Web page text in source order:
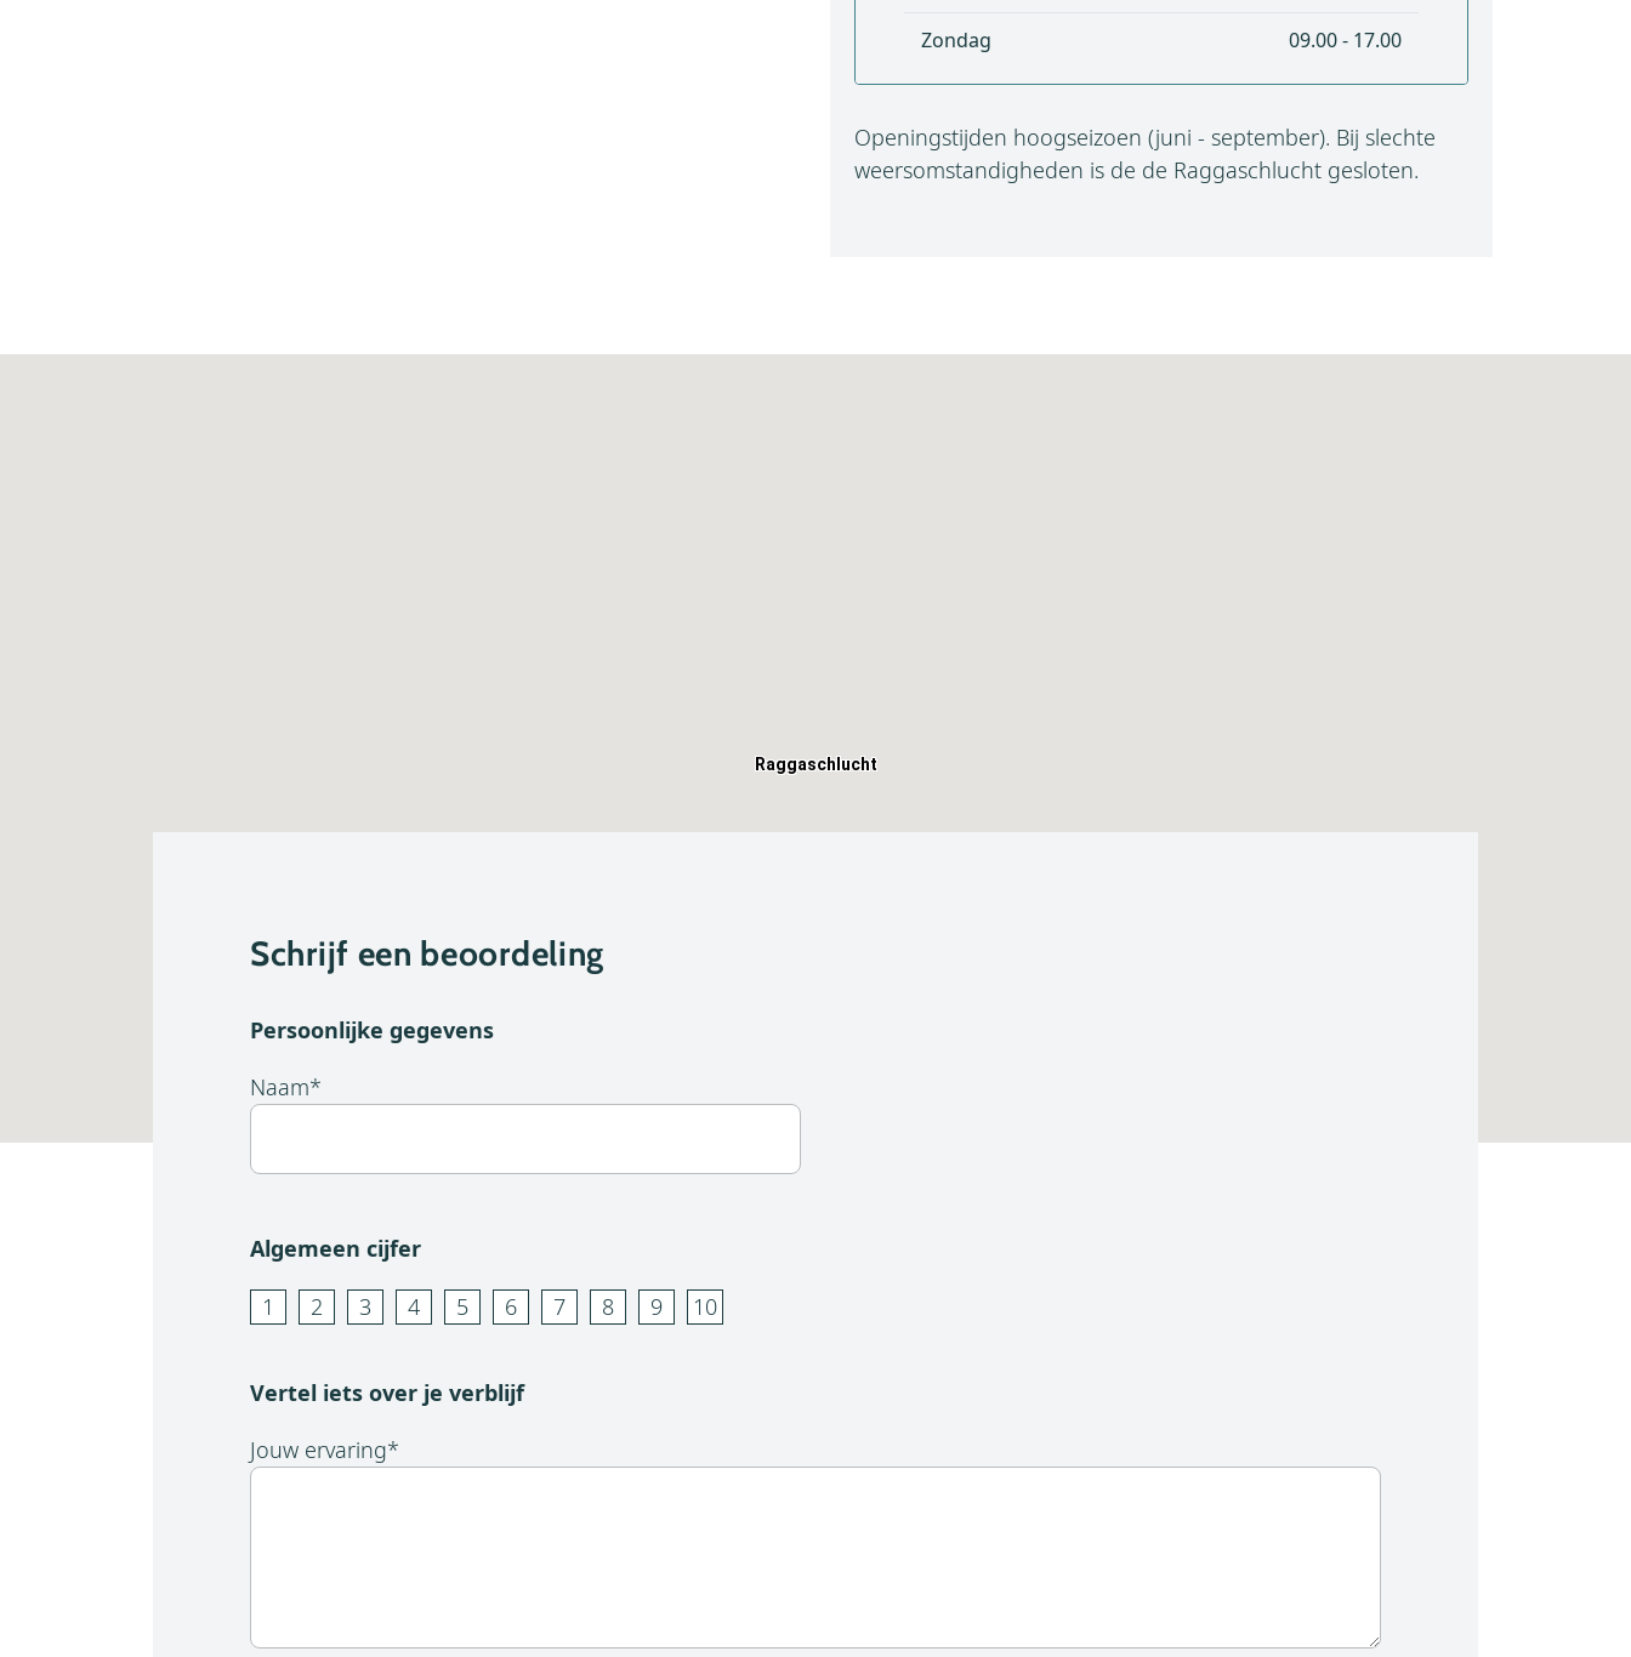
Zondag 09.00 - 17.00
Openingstijden hoogseizoen (juni - september). Bij slechte
weersomstandigheden is de de Raggaschlucht gesloten.
Raggaschlucht
Schrijf een beoordeling
Persoonlijke gegevens
Naam*
Algemeen cijfer
1
2 3 4 5 6 7 8 9 10
Vertel iets over je verblijf
Jouw ervaring*